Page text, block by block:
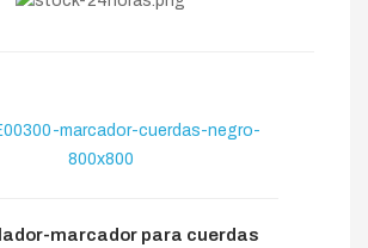
marcador para cuerdas